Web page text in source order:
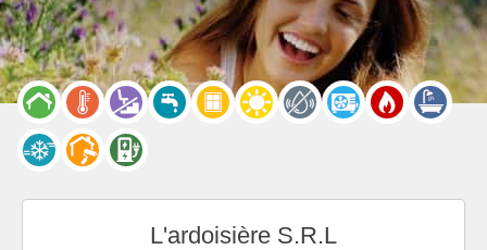
L'ardoisière S.R.L